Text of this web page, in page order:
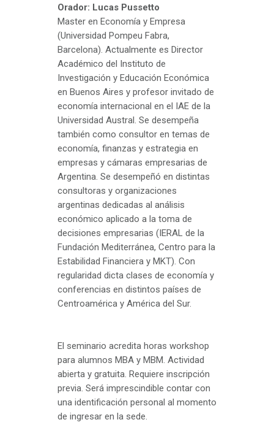
Orador: Lucas Pussetto
Master en Economía y Empresa
(Universidad Pompeu Fabra,
Barcelona). Actualmente es Director
Académico del Instituto de
Investigación y Educación Económica
en Buenos Aires y profesor invitado de
economía internacional en el IAE de la
Universidad Austral. Se desempeña
también como consultor en temas de
economía, finanzas y estrategia en
empresas y cámaras empresarias de
Argentina. Se desempeñó en distintas
consultoras y organizaciones
argentinas dedicadas al análisis
económico aplicado a la toma de
decisiones empresarias (IERAL de la
Fundación Mediterránea, Centro para la
Estabilidad Financiera y MKT). Con
regularidad dicta clases de economía y
conferencias en distintos países de
Centroamérica y América del Sur.
El seminario acredita horas workshop
para alumnos MBA y MBM. Actividad
abierta y gratuita. Requiere inscripción
previa. Será imprescindible contar con
una identificación personal al momento
de ingresar en la sede.